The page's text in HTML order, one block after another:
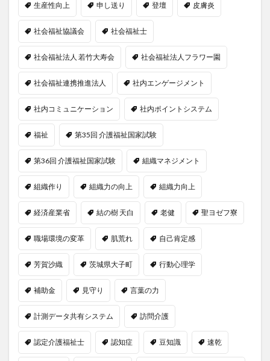
生産性向上 申し送り 登壇 皮膚炎
社会福祉協議会 社会福祉士
社会福祉法人 若竹大寿会 社会福祉法人フラワー園
社会福祉連携推進法人 社内エンゲージメント
社内コミュニケーション 社内ポイントシステム
福祉 第35回 介護福祉国家試験
第36回 介護福祉国家試験 組織マネジメント
組織作り 組織力の向上 組織力向上
経済産業省 結の樹 天白 老健 聖ヨゼフ寮
職場環境の変革 肌荒れ 自己肯定感
芳賀沙織 茨城県大子町 行動心理学
補助金 見守り 言葉の力
計測データ共有システム 訪問介護
認定介護福祉士 認知症 豆知識 速乾